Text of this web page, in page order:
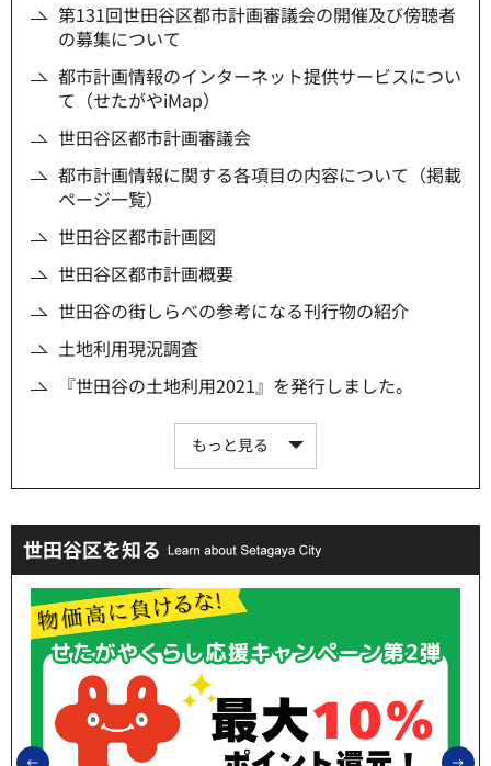
第131回世田谷区都市計画審議会の開催及び傍聴者
の募集について
都市計画情報のインターネット提供サービスについ
て（せたがやiMap）
世田谷区都市計画審議会
都市計画情報に関する各項目の内容について（掲載
ページ一覧）
世田谷区都市計画図
世田谷区都市計画概要
世田谷の街しらべの参考になる刊行物の紹介
土地利用現況調査
『世田谷の土地利用2021』を発行しました。
もっと見る
世田谷区を知る